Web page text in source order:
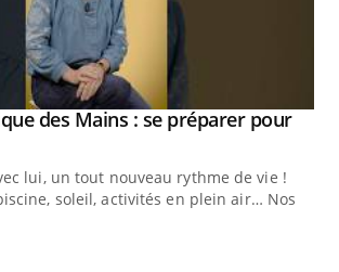
des Mains : se préparer pour
lui, un tout nouveau rythme de vie !
soleil, activités en plein air… Nos
2026Youtube
c'est une période de questions, de